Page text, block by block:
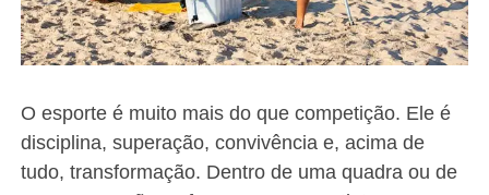
O esporte é muito mais do que competição. Ele é
disciplina, superação, convivência e, acima de
tudo, transformação. Dentro de uma quadra ou de